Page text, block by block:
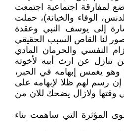
لمفارقة اجتماعية اجتمعت
الوفاء والخيانة)، حملت
إلى يوسف النبي وعقدة
يصور لنا القاص السبب الحقيقي
النفسي والحرمان المادي
تنازل عن ارث أبيه لأخوته
يغمس إبهامه في الحبر،
إن رسم لهم ظلا لإبهامه على
وقتها ولازال يضحك للان من
المؤثرة التي ساهمت بناء